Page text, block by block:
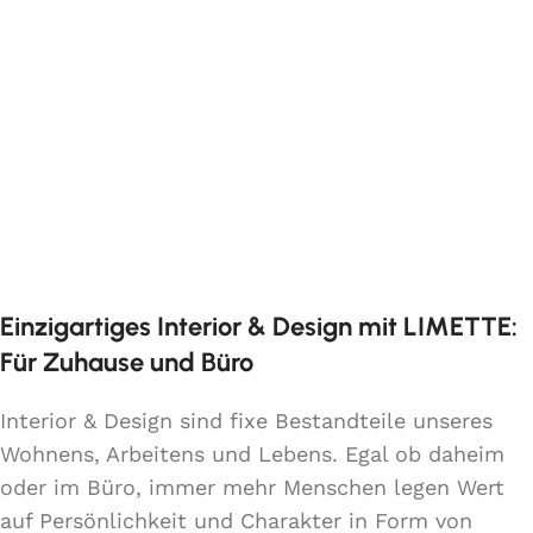
HEDMARK in groß. Couchtisch HEDMARK klein
(50 × 50 × 41 cm) Artikelnr. M13600,
Couchtisch HEDMARK groß (58 × 58 × 37 cm)
Artikelnr. M13650.
Einzigartiges Interior & Design mit LIMETTE:
Für Zuhause und Büro
Interior & Design sind fixe Bestandteile unseres
Wohnens, Arbeitens und Lebens. Egal ob daheim
oder im Büro, immer mehr Menschen legen Wert
auf Persönlichkeit und Charakter in Form von